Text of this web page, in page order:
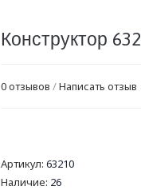
Конструктор
0 отзывов /Написать отзыв
Артикул: 63210
Наличие: 26